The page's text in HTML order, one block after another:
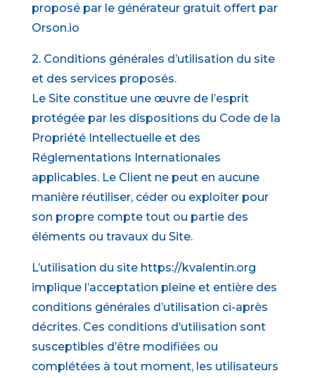
proposé par le générateur gratuit offert par
Orson.io
2. Conditions générales d’utilisation du site
et des services proposés.
Le Site constitue une œuvre de l’esprit
protégée par les dispositions du Code de la
Propriété Intellectuelle et des
Réglementations Internationales
applicables. Le Client ne peut en aucune
manière réutiliser, céder ou exploiter pour
son propre compte tout ou partie des
éléments ou travaux du Site.
L’utilisation du site https://kvalentin.org
implique l’acceptation pleine et entière des
conditions générales d’utilisation ci-après
décrites. Ces conditions d’utilisation sont
susceptibles d’être modifiées ou
complétées à tout moment, les utilisateurs